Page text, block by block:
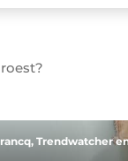
Trendwatcher